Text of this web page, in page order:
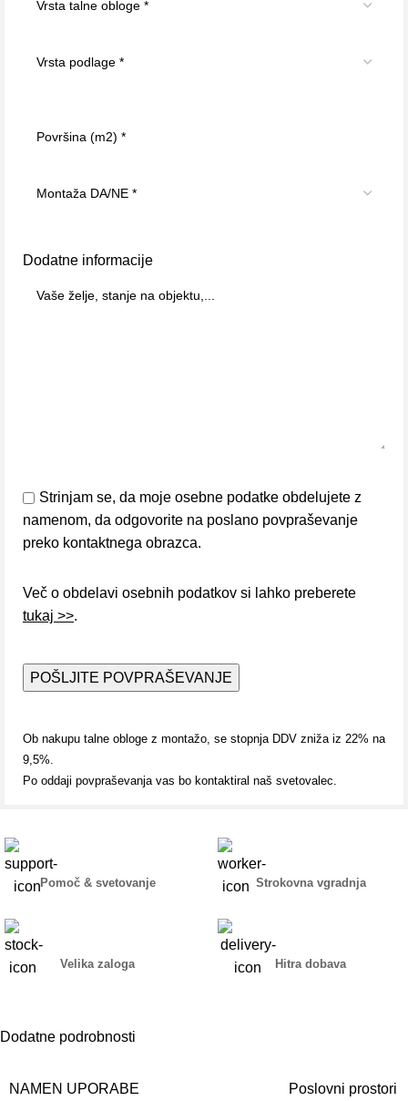
Dodatne informacije
Strinjam se, da moje osebne podatke obdelujete z
namenom, da odgovorite na poslano povpraševanje
preko kontaktnega obrazca.
Več o obdelavi osebnih podatkov si lahko preberete
tukaj >>.
Ob nakupu talne obloge z montažo, se stopnja DDV zniža iz 22% na
9,5%.
Po oddaji povpraševanja vas bo kontaktiral naš svetovalec.
Pomoč & svetovanje Strokovna vgradnja
Velika zaloga Hitra dobava
Dodatne podrobnosti
NAMEN UPORABE Poslovni prostori